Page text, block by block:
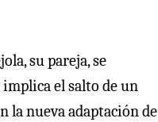
su pareja, se
el salto de un
la nueva adaptación de